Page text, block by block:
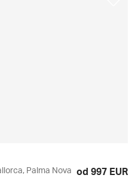
Palma Nova od 997 EUR